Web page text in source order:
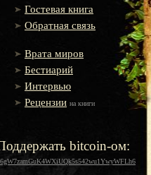
Гостевая книга
Обратная связь
Врата миров
Бестиарий
Интервью
Рецензии на книги
bitcoin-ом: